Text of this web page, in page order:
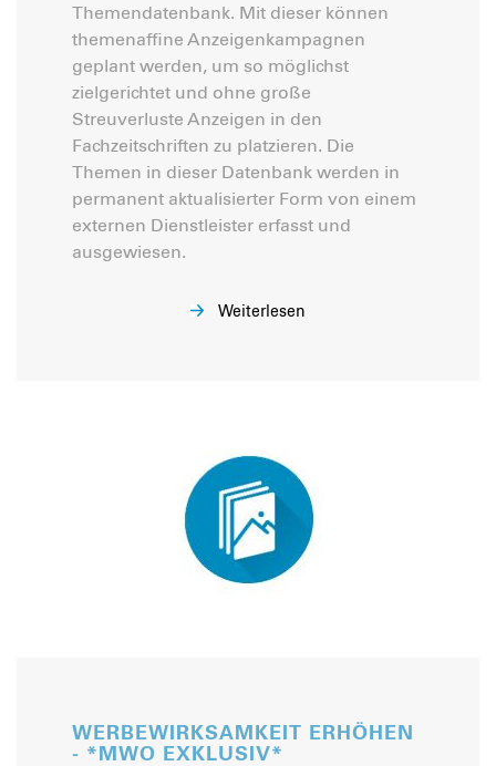
Themendatenbank. Mit dieser können
themenaffine Anzeigenkampagnen
geplant werden, um so möglichst
zielgerichtet und ohne große
Streuverluste Anzeigen in den
Fachzeitschriften zu platzieren. Die
Themen in dieser Datenbank werden in
permanent aktualisierter Form von einem
externen Dienstleister erfasst und
ausgewiesen.
Weiterlesen
WERBEWIRKSAMKEIT ERHÖHEN
- *MWO EXKLUSIV*